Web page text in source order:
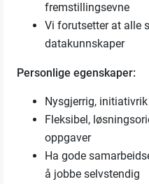
fremstillingsevne
Vi forutsetter at alle
datakunnskaper
Personlige egenskaper:
Nysgjerrig,
Fleksibel,
oppgaver
Ha gode
å jobbe selvstendig